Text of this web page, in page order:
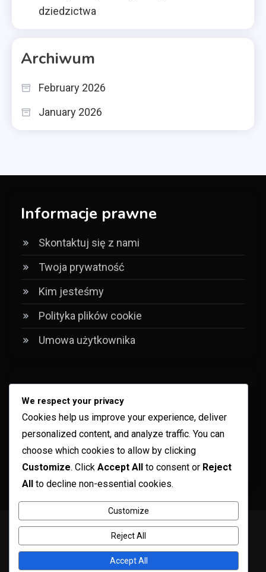
dziedzictwa
Archiwum
February 2026
January 2026
Informacje prawne
Skontaktuj się z nami
Twoja prywatność
Kim jesteśmy
Polityka plików cookie
Umowa użytkownika
Kategorie
Analiza porównań historycznych
Analiza strategii meczowych
Analiza Wydajności Zespołu
Copyright © ogma blog 2026Proudly powered by WordPress
Theme: ogma-blog byMystery Themes
Twoja prywatność
We respect your privacy
Cookies help us improve your experience, deliver
personalized content, and analyze traffic. You can
choose which cookies to allow by clicking
Customize. Click Accept All to consent or Reject
All to decline non-essential cookies.
Customize
Reject All
Accept All